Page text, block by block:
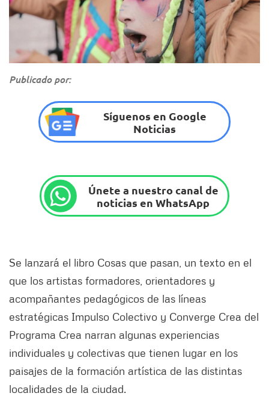
Publicado por:
Síguenos en Google
Noticias
Únete a nuestro canal de
noticias en WhatsApp
Se lanzará el libro Cosas que pasan, un texto en el
que los artistas formadores, orientadores y
acompañantes pedagógicos de las líneas
estratégicas Impulso Colectivo y Converge Crea del
Programa Crea narran algunas experiencias
individuales y colectivas que tienen lugar en los
paisajes de la formación artística de las distintas
localidades de la ciudad.